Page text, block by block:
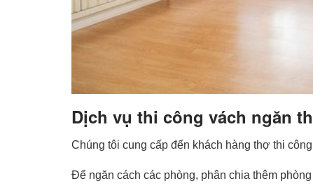
Dịch vụ thi công vách ngăn
Chúng tôi cung cấp đến khách hàng thợ thi
Để ngăn cách các phòng, phân chia thêm